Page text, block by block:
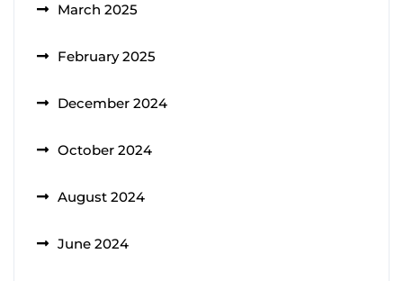
March 2025
February 2025
December 2024
October 2024
August 2024
June 2024